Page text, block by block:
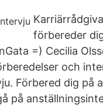
förbereder
=) Cecilia
och
Förbered dig på
på